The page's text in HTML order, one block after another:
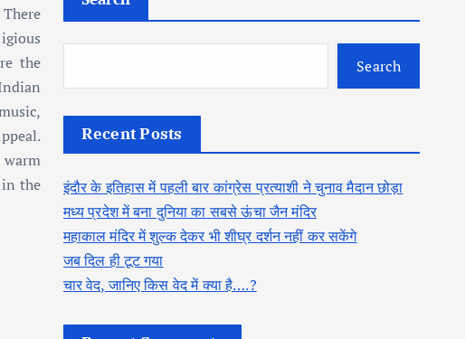
the
the
Search
Recent Posts
इंदौर के इतिहास में पहली बार कांग्रेस प्रत्याशी ने चुनाव मैदान छोड़ा
मध्य प्रदेश में बना दुनिया का सबसे ऊंचा जैन मंदिर
महाकाल मंदिर में शुल्क देकर भी शीघ्र दर्शन नहीं कर सकेंगे
जब दिल ही टूट गया
चार वेद, जानिए किस वेद में क्या है….?